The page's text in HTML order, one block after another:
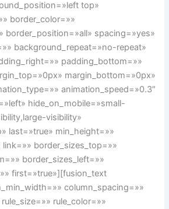
top»
border_color=»»
border_position=»all» spacing=»yes»
background_repeat=»no-repeat»
padding_bottom=»»
margin_bottom=»0px»
animation_speed=»0.3″
hide_on_mobile=»small-
visibility»
last=»true» min_height=»»
border_sizes_top=»»
border_sizes_left=»»
first=»true»][fusion_text
column_spacing=»»
rule_color=»»